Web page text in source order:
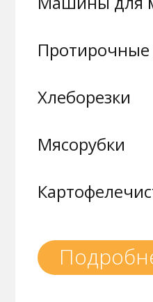
Хлеборезки
Мясорубки